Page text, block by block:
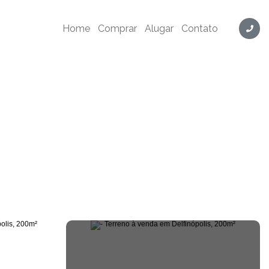
Home Comprar Alugar Contato